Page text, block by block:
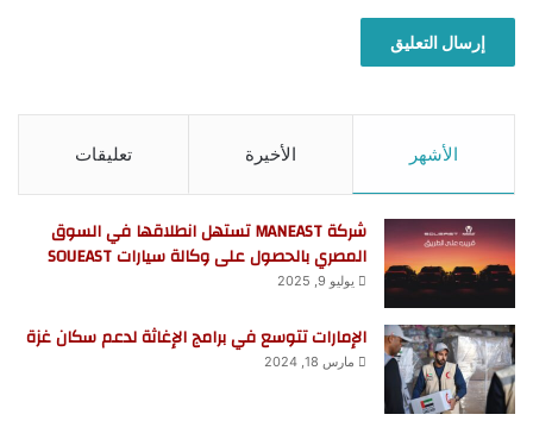
الأشهر الأخيرة تعليقات
شركة MANEAST تستهل انطلاقها في السوق
المصري بالحصول على وكالة سيارات SOUEAST
يوليو 9, 2025
الإمارات تتوسع في برامج الإغاثة لدعم سكان غزة
مارس 18, 2024